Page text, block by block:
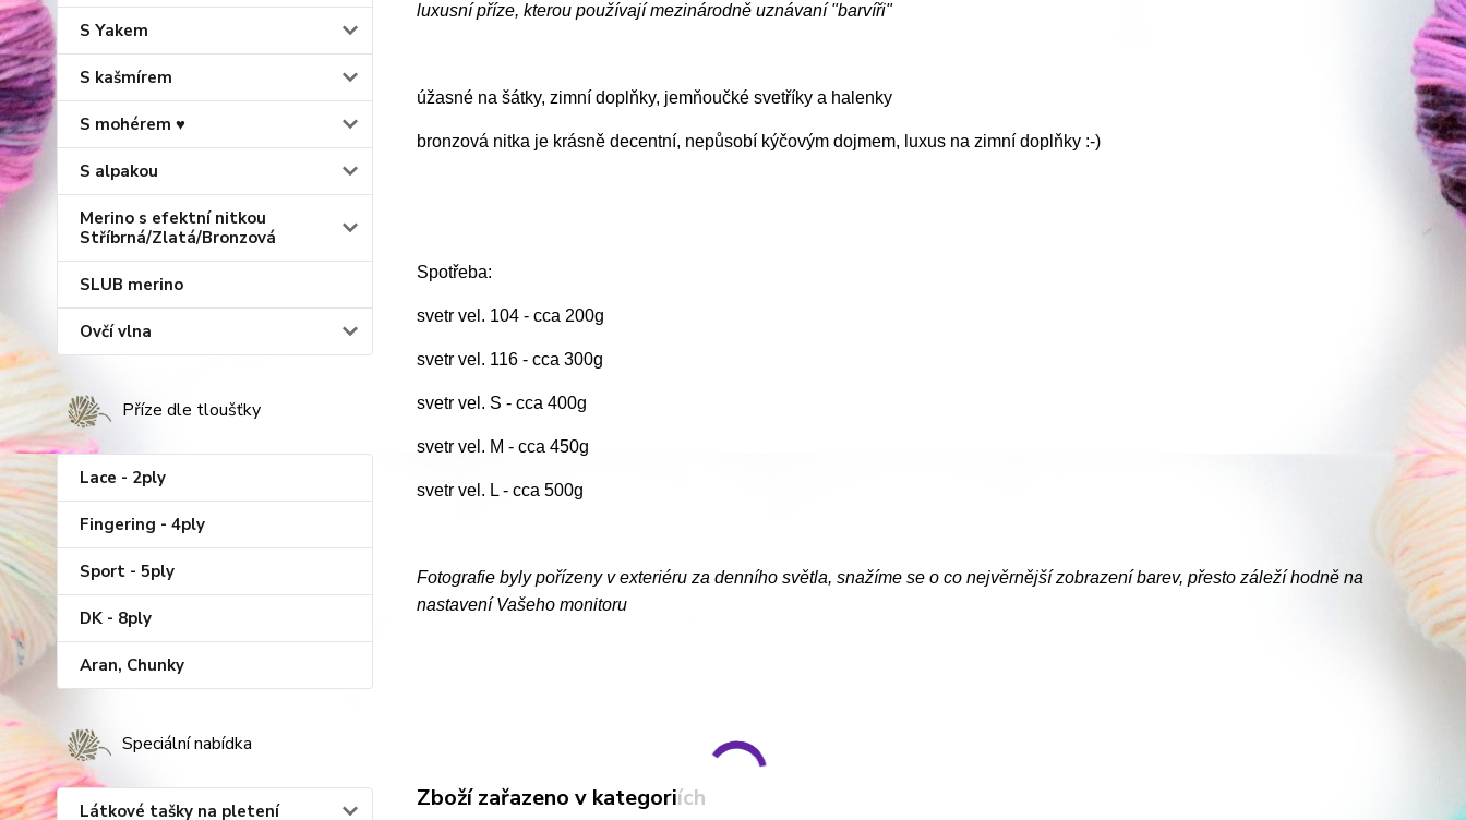
S Yakem
S kašmírem
S mohérem ♥
S alpakou
Merino s efektní nitkou
Stříbrná/Zlatá/Bronzová
SLUB merino
Ovčí vlna
Příze dle tloušťky
Lace - 2ply
Fingering - 4ply
Sport - 5ply
DK - 8ply
Aran, Chunky
Speciální nabídka
Látkové tašky na pletení
luxusní příze, kterou používají mezinárodně uznávaní "barvíři"
úžasné na šátky, zimní doplňky, jemňoučké svetříky a halenky
bronzová nitka je krásně decentní, nepůsobí kýčovým dojmem, luxus na zimní doplňky :-)
Spotřeba:
svetr vel. 104 - cca 200g
svetr vel. 116 - cca 300g
svetr vel. S - cca 400g
svetr vel. M - cca 450g
svetr vel. L - cca 500g
Fotografie byly pořízeny v exteriéru za denního světla, snažíme se o co nejvěrnější zobrazení barev, přesto záleží hodně na
nastavení Vašeho monitoru
Zboží zařazeno v kategoriích